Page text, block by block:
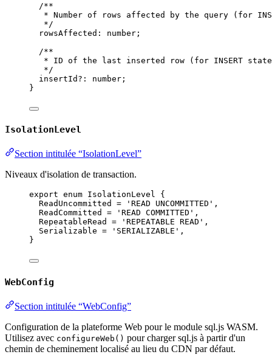
/**
* Number of rows affected by the query (for
*/
rowsAffected : number ;
/**
* ID of the last inserted row (for INSERT
*/
insertId ?: number ;
}
IsolationLevel
Section intitulée “IsolationLevel”
Niveaux d'isolation de transaction.
export enum IsolationLevel {
ReadUncommitted
= 'READ UNCOMMITTED' ,
ReadCommitted
= 'READ COMMITTED' ,
RepeatableRead
= 'REPEATABLE READ' ,
Serializable = 'SERIALIZABLE' ,
}
WebConfig
Section intitulée “WebConfig”
Configuration de la plateforme Web pour le module sql.js WASM.
Utilisez avec configureWeb() pour charger sql.js à partir d'un
chemin de cheminement localisé au lieu du CDN par défaut.